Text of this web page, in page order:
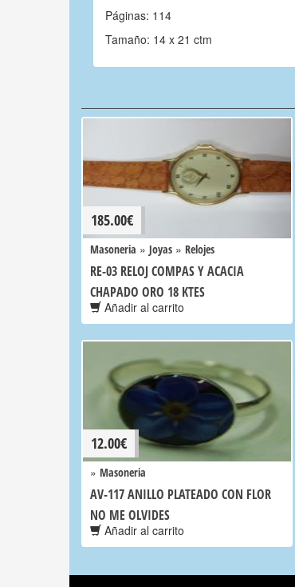
Páginas: 114
Tamaño: 14 x 21 ctm
185.00€
Masoneria » Joyas » Relojes
RE-03 RELOJ COMPAS Y ACACIA
CHAPADO ORO 18 KTES
Añadir al carrito
12.00€
» Masoneria
AV-117 ANILLO PLATEADO CON FLOR
NO ME OLVIDES
Añadir al carrito